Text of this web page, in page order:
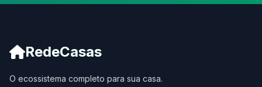
RedeCasas
O ecossistema completo para sua casa.